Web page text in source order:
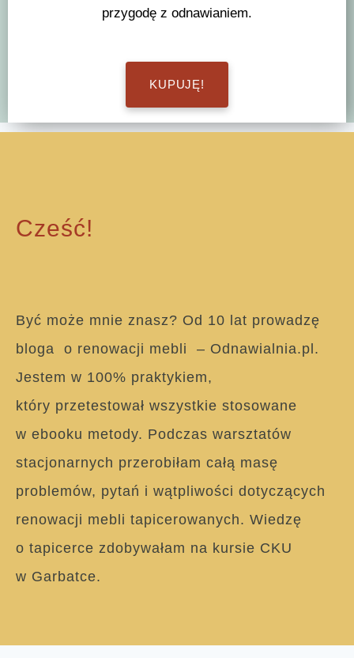
przygodę z odnawianiem.
KUPUJĘ!
Cześć!
Być może mnie znasz? Od 10 lat prowadzę
bloga o renowacji mebli – Odnawialnia.pl.
Jestem w 100% praktykiem,
który przetestował wszystkie stosowane
w ebooku metody. Podczas warsztatów
stacjonarnych przerobiłam całą masę
problemów, pytań i wątpliwości dotyczących
renowacji mebli tapicerowanych. Wiedzę
o tapicerce zdobywałam na kursie CKU
w Garbatce.